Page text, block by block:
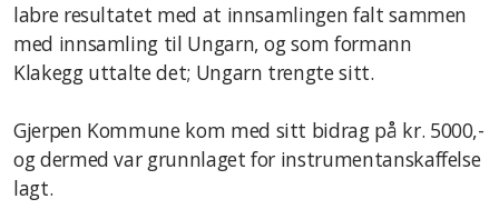
labre resultatet med at innsamlingen falt sammen
med innsamling til Ungarn, og som formann
Klakegg uttalte det; Ungarn trengte sitt.
Gjerpen Kommune kom med sitt bidrag på kr. 5000,-
og dermed var grunnlaget for instrumentanskaffelse
lagt.